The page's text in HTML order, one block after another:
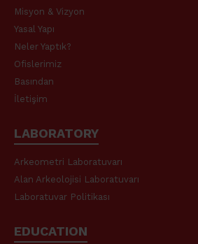
Misyon & Vizyon
Yasal Yapı
Neler Yaptık?
Ofislerimiz
Basından
İletişim
LABORATORY
Arkeometri Laboratuvarı
Alan Arkeolojisi Laboratuvarı
Laboratuvar Politikası
EDUCATION